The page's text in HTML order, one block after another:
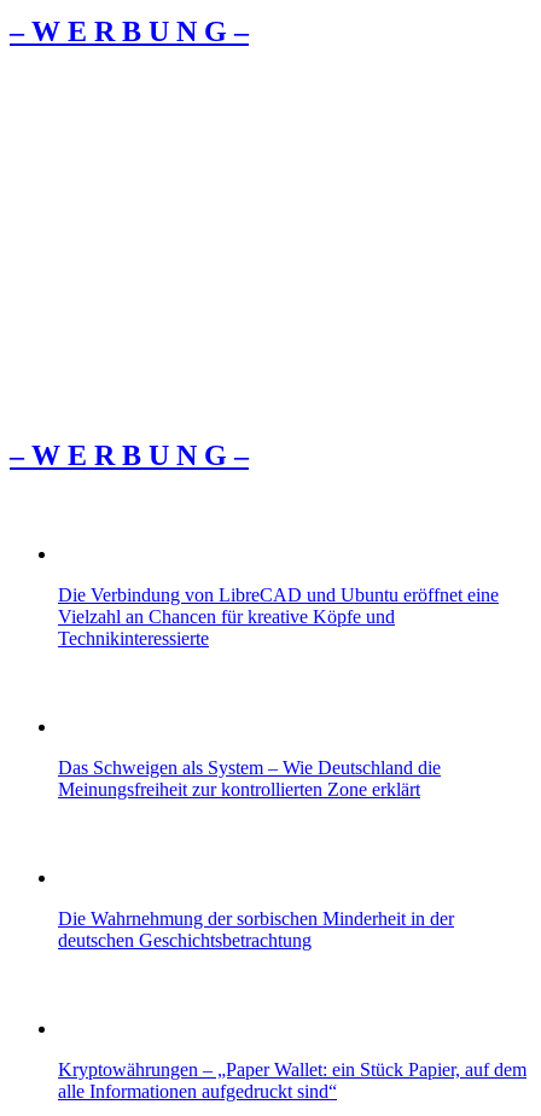
– W Ε R Β U Ν G –
– W Ε R Β U Ν G –
Die Verbindung von LibreCAD und Ubuntu eröffnet eine
Vielzahl an Chancen für kreative Köpfe und
Technikinteressierte
Das Schweigen als System – Wie Deutschland die
Meinungsfreiheit zur kontrollierten Zone erklärt
Die Wahrnehmung der sorbischen Minderheit in der
deutschen Geschichtsbetrachtung
Kryptowährungen – „Paper Wallet: ein Stück Papier, auf dem
alle Informationen aufgedruckt sind“